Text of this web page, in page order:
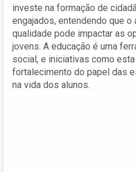
investe na formação de
engajados, entendendo que
qualidade pode impactar as
jovens. A educação é uma
social, e iniciativas como
fortalecimento do papel das
na vida dos alunos.